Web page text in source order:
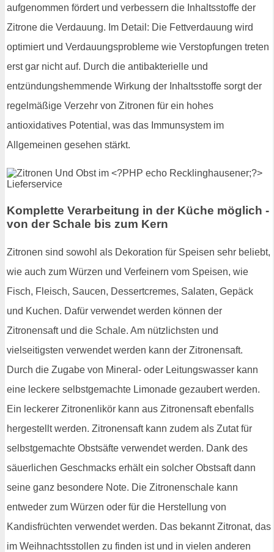
aufgenommen fördert und verbessern die Inhaltsstoffe der
Zitrone die Verdauung. Im Detail: Die Fettverdauung wird
optimiert und Verdauungsprobleme wie Verstopfungen treten
erst gar nicht auf. Durch die antibakterielle und
entzündungshemmende Wirkung der Inhaltsstoffe sorgt der
regelmäßige Verzehr von Zitronen für ein hohes
antioxidatives Potential, was das Immunsystem im
Allgemeinen gesehen stärkt.
Komplette Verarbeitung in der Küche möglich -
von der Schale bis zum Kern
Zitronen sind sowohl als Dekoration für Speisen sehr beliebt,
wie auch zum Würzen und Verfeinern vom Speisen, wie
Fisch, Fleisch, Saucen, Dessertcremes, Salaten, Gepäck
und Kuchen. Dafür verwendet werden können der
Zitronensaft und die Schale. Am nützlichsten und
vielseitigsten verwendet werden kann der Zitronensaft.
Durch die Zugabe von Mineral- oder Leitungswasser kann
eine leckere selbstgemachte Limonade gezaubert werden.
Ein leckerer Zitronenlikör kann aus Zitronensaft ebenfalls
hergestellt werden. Zitronensaft kann zudem als Zutat für
selbstgemachte Obstsäfte verwendet werden. Dank des
säuerlichen Geschmacks erhält ein solcher Obstsaft dann
seine ganz besondere Note. Die Zitronenschale kann
entweder zum Würzen oder für die Herstellung von
Kandisfrüchten verwendet werden. Das bekannt Zitronat, das
im Weihnachtsstollen zu finden ist und in vielen anderen